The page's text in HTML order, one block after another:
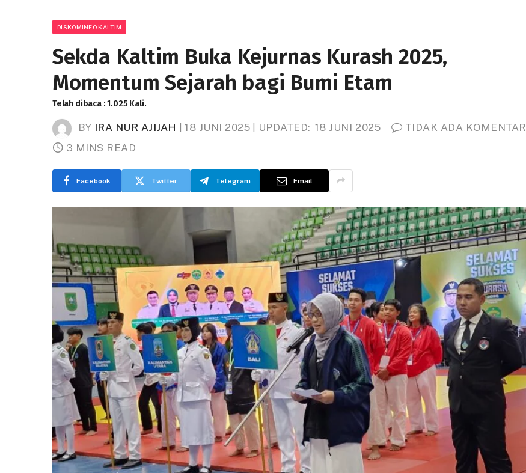
DISKOMINFO KALTIM
Sekda Kaltim Buka Kejurnas Kurash 2025,
Momentum Sejarah bagi Bumi Etam
Telah dibaca : 1.025 Kali.
BY IRA NUR AJIJAH 18 JUNI 2025 UPDATED: 18 JUNI 2025
TIDAK ADA KOMENTAR
3 MINS READ
Facebook Twitter Telegram Email